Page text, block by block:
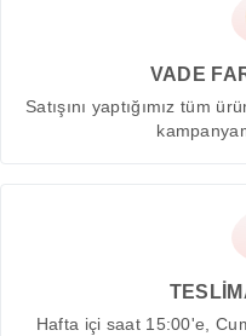
VADE
Satışını yaptığımız tüm
Hafta içi saat 15:00'e,